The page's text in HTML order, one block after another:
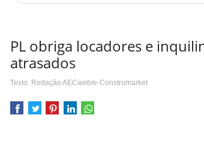
PL obriga locadores e
atrasados
Texto: Redação AECweb/e-Construmarket